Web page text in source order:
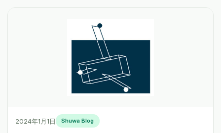
2024年1月1日 Shuwa Blog